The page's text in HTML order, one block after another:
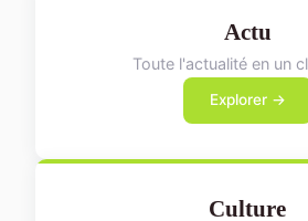
Actu
Toute l'actualité en un
Explorer →
Culture